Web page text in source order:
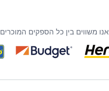
אנו משווים בין כל הספקים המוכרים